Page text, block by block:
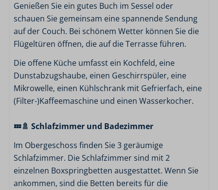
Außenbereich
Garten
Gartenmöbel
Privater Bootsanleger
Lage
Freistehend
Typ
Ferienhäuser Sneekermeer
Genießen Sie ein gutes Buch im Sessel oder
schauen Sie gemeinsam eine spannende Sendung
auf der Couch. Bei schönem Wetter können Sie die
Flügeltüren öffnen, die auf die Terrasse führen.
Die offene Küche umfasst ein Kochfeld, eine
Dunstabzugshaube, einen Geschirrspüler, eine
Mikrowelle, einen Kühlschrank mit Gefrierfach, eine
(Filter-)Kaffeemaschine und einen Wasserkocher.
💤🚿 Schlafzimmer und Badezimmer
Im Obergeschoss finden Sie 3 geräumige
Schlafzimmer. Die Schlafzimmer sind mit 2
einzelnen Boxspringbetten ausgestattet. Wenn Sie
ankommen, sind die Betten bereits für die